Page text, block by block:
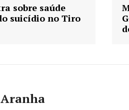
sobre saúde
suicídio no Tiro